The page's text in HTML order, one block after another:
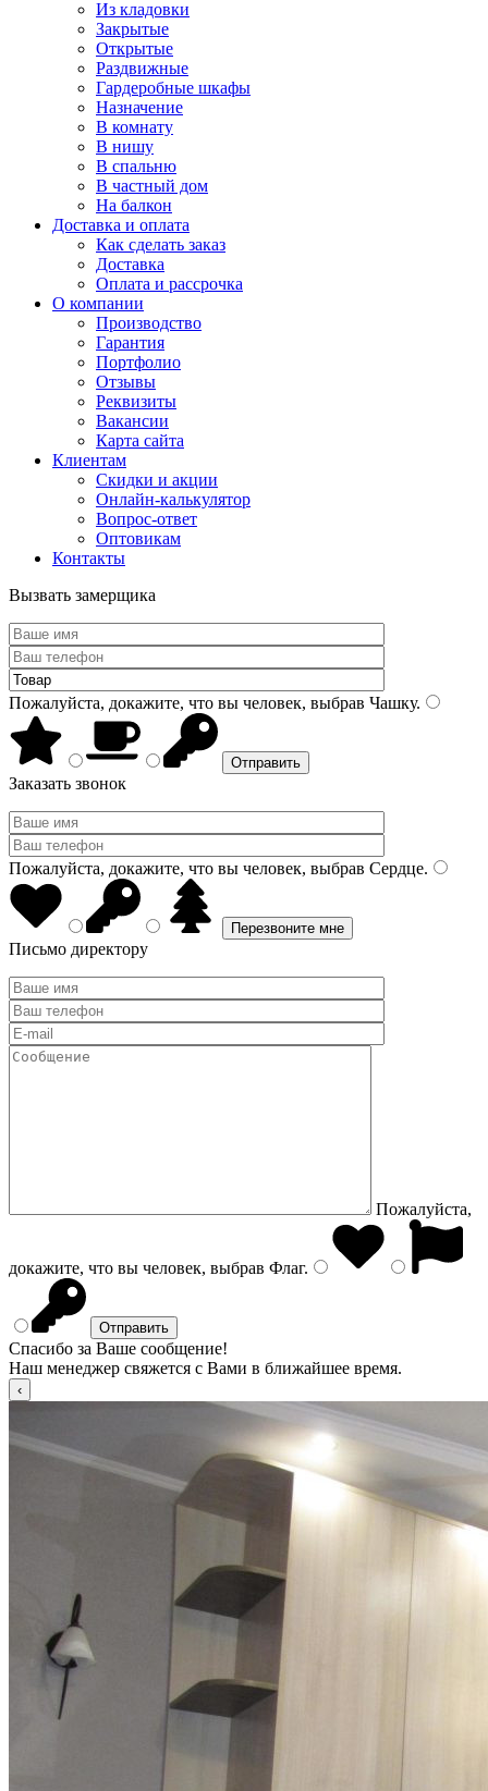
Из кладовки
Закрытые
Открытые
Раздвижные
Гардеробные шкафы
Назначение
В комнату
В нишу
В спальню
В частный дом
На балкон
Доставка и оплата
Как сделать заказ
Доставка
Оплата и рассрочка
О компании
Производство
Гарантия
Портфолио
Отзывы
Реквизиты
Вакансии
Карта сайта
Клиентам
Скидки и акции
Онлайн-калькулятор
Вопрос-ответ
Оптовикам
Контакты
Вызвать замерщика
Пожалуйста, докажите, что вы человек, выбрав Чашку.
Заказать звонок
Пожалуйста, докажите, что вы человек, выбрав Сердце.
Письмо директору
Пожалуйста,
докажите, что вы человек, выбрав Флаг.
Спасибо за Ваше сообщение!
Наш менеджер свяжется с Вами в ближайшее время.